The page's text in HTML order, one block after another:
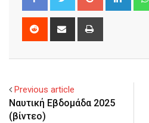
Reddit
Share
Previous article
Ναυτική Εβδομάδα 2025
(βίντεο)